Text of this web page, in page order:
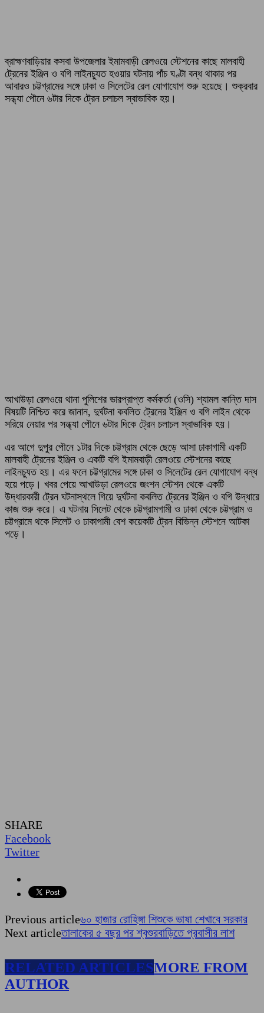
ব্রাহ্মণবাড়িয়ার কসবা উপজেলার ইমামবাড়ী রেলওয়ে স্টেশনের কাছে মালবাহী
ট্রেনের ইঞ্জিন ও বগি লাইনচ্যুত হওয়ার ঘটনায় পাঁচ ঘণ্টা বন্ধ থাকার পর
আবারও চট্টগ্রামের সঙ্গে ঢাকা ও সিলেটের রেল যোগাযোগ শুরু হয়েছে। শুক্রবার
সন্ধ্যা পৌনে ৬টার দিকে ট্রেন চলাচল স্বাভাবিক হয়।
আখাউড়া রেলওয়ে থানা পুলিশের ভারপ্রাপ্ত কর্মকর্তা (ওসি) শ্যামল কান্তি দাস
বিষয়টি নিশ্চিত করে জানান, দুর্ঘটনা কবলিত ট্রেনের ইঞ্জিন ও বগি লাইন থেকে
সরিয়ে নেয়ার পর সন্ধ্যা পৌনে ৬টার দিকে ট্রেন চলাচল স্বাভাবিক হয়।
এর আগে দুপুর পৌনে ১টার দিকে চট্টগ্রাম থেকে ছেড়ে আসা ঢাকাগামী একটি
মালবাহী ট্রেনের ইঞ্জিন ও একটি বগি ইমামবাড়ী রেলওয়ে স্টেশনের কাছে
লাইনচ্যুত হয়। এর ফলে চট্টগ্রামের সঙ্গে ঢাকা ও সিলেটের রেল যোগাযোগ বন্ধ
হয়ে পড়ে। খবর পেয়ে আখাউড়া রেলওয়ে জংশন স্টেশন থেকে একটি
উদ্ধারকারী ট্রেন ঘটনাস্থলে গিয়ে দুর্ঘটনা কবলিত ট্রেনের ইঞ্জিন ও বগি উদ্ধারে
কাজ শুরু করে। এ ঘটনায় সিলেট থেকে চট্টগ্রামগামী ও ঢাকা থেকে চট্টগ্রাম ও
চট্টগ্রামে থকে সিলেট ও ঢাকাগামী বেশ কয়েকটি ট্রেন বিভিন্ন স্টেশনে আটকা
পড়ে।
SHARE
Facebook
Twitter
Previous article৬০ হাজার রোহিঙ্গা শিশুকে ভাষা শেখাবে সরকার
Next articleতালাকের ৫ বছর পর শ্বশুরবাড়িতে প্রবাসীর লাশ
RELATED ARTICLESMORE FROM
AUTHOR